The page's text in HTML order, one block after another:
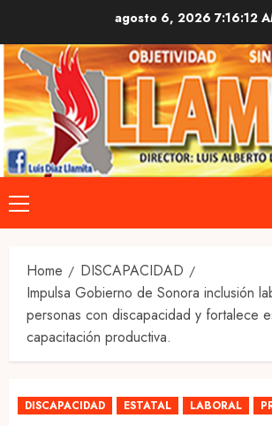
content
agosto 6, 2026 7:16:13
Primary
Menu
Home
DISCAPACIDAD
Impulsa Gobierno de Sonora inclusión
personas con discapacidad y fortalece
capacitación productiva.
DISCAPACIDAD ESTATAL LABORAL